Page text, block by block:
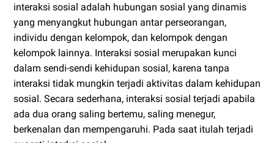
interaksi sosial adalah hubungan sosial yang dinamis
yang menyangkut hubungan antar perseorangan,
individu dengan kelompok, dan kelompok dengan
kelompok lainnya. Interaksi sosial merupakan kunci
dalam sendi-sendi kehidupan sosial, karena tanpa
interaksi tidak mungkin terjadi aktivitas dalam kehidupan
sosial. Secara sederhana, interaksi sosial terjadi apabila
ada dua orang saling bertemu, saling menegur,
berkenalan dan mempengaruhi. Pada saat itulah terjadi